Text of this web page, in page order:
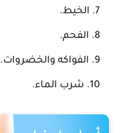
الخيط.
الفحم.
الفواكه والخضروات.
شرب الماء.